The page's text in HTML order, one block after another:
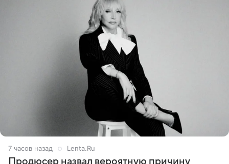
7 часов назад Lenta.Ru
Продюсер назвал вероятную причину